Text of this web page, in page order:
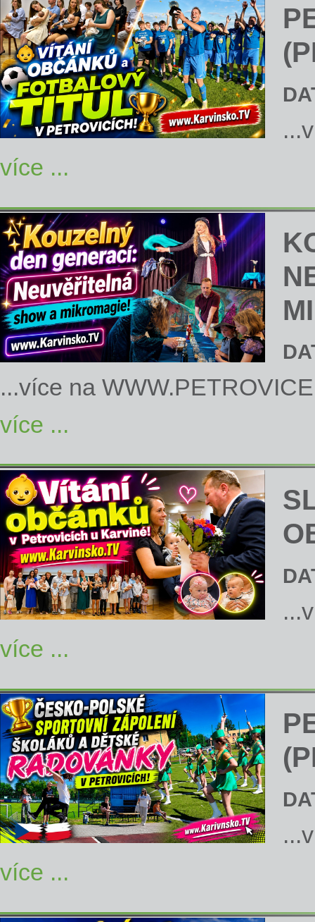
více ...
...více na
více ...
více ...
více ...